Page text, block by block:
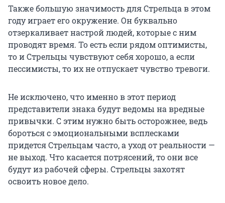
Также большую значимость для Стрельца в этом
году играет его окружение. Он буквально
отзеркаливает настрой людей, которые с ним
проводят время. То есть если рядом оптимисты,
то и Стрельцы чувствуют себя хорошо, а если
пессимисты, то их не отпускает чувство тревоги.
Не исключено, что именно в этот период
представители знака будут ведомы на вредные
привычки. С этим нужно быть осторожнее, ведь
бороться с эмоциональными всплесками
придется Стрельцам часто, а уход от реальности —
не выход. Что касается потрясений, то они все
будут из рабочей сферы. Стрельцы захотят
освоить новое дело.